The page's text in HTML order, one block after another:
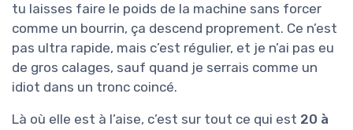
tu laisses faire le poids de la machine sans forcer
comme un bourrin, ça descend proprement. Ce n’est
pas ultra rapide, mais c’est régulier, et je n’ai pas eu
de gros calages, sauf quand je serrais comme un
idiot dans un tronc coincé.
Là où elle est à l’aise, c’est sur tout ce qui est 20 à